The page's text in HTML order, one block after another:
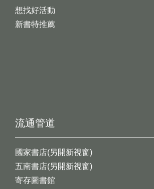
想找好活動
新書特推薦
流通管道
國家書店(另開新視窗)
五南書店(另開新視窗)
寄存圖書館